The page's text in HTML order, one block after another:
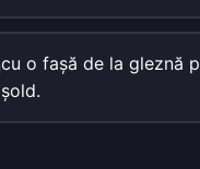
cu o faşă de la gleznă
şold.